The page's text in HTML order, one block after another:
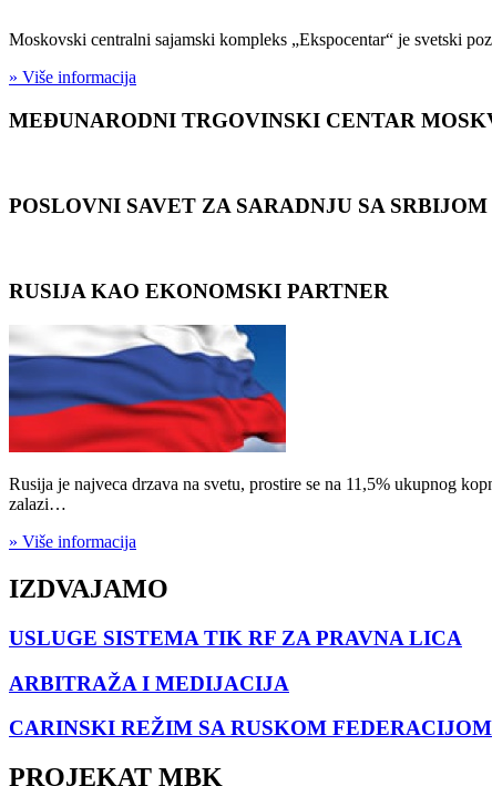
Moskovski centralni sajamski kompleks „Ekspocentar“ je svetski
» Više informacija
MEĐUNARODNI TRGOVINSKI CENTAR
POSLOVNI SAVET ZA SARADNJU SA SRBIJOM
RUSIJA KAO EKONOMSKI PARTNER
Rusija je najveca drzava na svetu, prostire se na 11,5% ukupnog
zalazi…
» Više informacija
IZDVAJAMO
USLUGE SISTEMA TIK RF ZA PRAVNA LICA
ARBITRAŽA I MEDIJACIJA
CARINSKI REŽIM SA RUSKOM FEDERACIJOM
PROJEKAT MBK